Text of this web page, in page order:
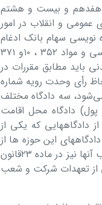
ھفدھم و بیست و ھشتم
دادرسی دادگاھ‌ھای عمومی و انقلاب در امور
سھام بانک ادغام
شده در بانک دیگر” است لذا عنایت به اینکه مستفاد از اصول ٣۴و ١۵٩ قانون اساسی و مواد ٣۵٢ ، ١٠و ٣٧١
باید مطابق مقررات در
مدنی و با لحاظ رأی وحدت رویه شماره
می‌شود، سه دادگاه مختلف
دادگاه محل اقامت
دادگاهھایی که یکی از
این حوزه ھا از
سایر دادگاھھا سلب صلاحیّت می‌شود. این حکم در خصوص تعھدات شرکتھا و شعب آنھا نیز در ماده ٢٣قانون
از تعھدات شرکت و شعب